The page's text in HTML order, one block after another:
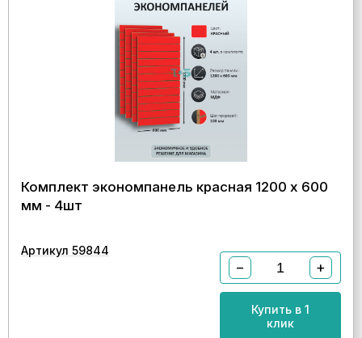
Комплект экономпанель красная 1200 х 600
мм - 4шт
Артикул 59844
− +
Купить в 1
клик